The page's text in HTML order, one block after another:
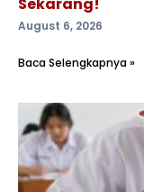
August 6, 2026
Baca Selengkapnya »